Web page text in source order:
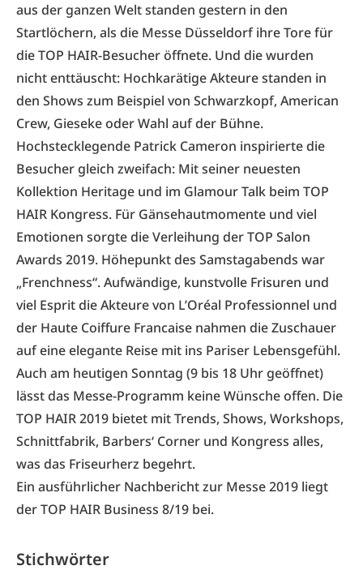
aus der ganzen Welt standen gestern in den
Startlöchern, als die Messe Düsseldorf ihre Tore für
die TOP HAIR-Besucher öffnete. Und die wurden
nicht enttäuscht: Hochkarätige Akteure standen in
den Shows zum Beispiel von Schwarzkopf, American
Crew, Gieseke oder Wahl auf der Bühne.
Hochstecklegende Patrick Cameron inspirierte die
Besucher gleich zweifach: Mit seiner neuesten
Kollektion Heritage und im Glamour Talk beim TOP
HAIR Kongress. Für Gänsehautmomente und viel
Emotionen sorgte die Verleihung derTOP Salon
Awards 2019. Höhepunkt des Samstagabends war
„Frenchness“. Aufwändige, kunstvolle Frisuren und
viel Esprit die Akteure von L’Oréal Professionnel und
der Haute Coiffure Francaise nahmen die Zuschauer
auf eine elegante Reise mit ins Pariser Lebensgefühl.
Auch am heutigen Sonntag (9 bis 18 Uhr geöffnet)
lässt das Messe-Programm keine Wünsche offen. Die
TOP HAIR 2019 bietet mit Trends, Shows, Workshops,
Schnittfabrik, Barbers‘ Corner und Kongress alles,
was das Friseurherz begehrt.
Ein ausführlicher Nachbericht zur Messe 2019 liegt
derTOP HAIR Business 8/19 bei.
Stichwörter